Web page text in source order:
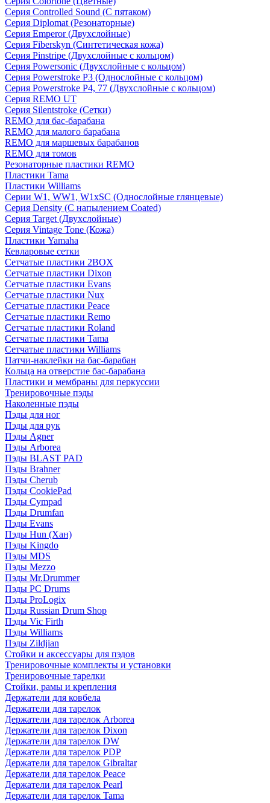
Серия Controlled Sound (С пятаком)
Серия Diplomat (Резонаторные)
Серия Emperor (Двухслойные)
Серия Fiberskyn (Синтетическая кожа)
Серия Pinstripe (Двухслойные с кольцом)
Серия Powersonic (Двухслойные с кольцом)
Серия Powerstroke P3 (Однослойные с кольцом)
Серия Powerstroke P4, 77 (Двухслойные с кольцом)
Серия REMO UT
Серия Silentstroke (Сетки)
REMO для бас-барабана
REMO для малого барабана
REMO для маршевых барабанов
REMO для томов
Резонаторные пластики REMO
Пластики Tama
Пластики Williams
Серии W1, WW1, W1xSC (Однослойные глянцевые)
Серия Density (C напылением Coated)
Серия Target (Двухслойные)
Серия Vintage Tone (Кожа)
Пластики Yamaha
Кевларовые сетки
Сетчатые пластики 2BOX
Сетчатые пластики Dixon
Сетчатые пластики Evans
Сетчатые пластики Nux
Сетчатые пластики Peace
Сетчатые пластики Remo
Сетчатые пластики Roland
Сетчатые пластики Tama
Сетчатые пластики Williams
Патчи-наклейки на бас-барабан
Кольца на отверстие бас-барабана
Пластики и мембраны для перкуссии
Тренировочные пэды
Наколенные пэды
Пэды для ног
Пэды для рук
Пэды Agner
Пэды Arborea
Пэды BLAST PAD
Пэды Brahner
Пэды Cherub
Пэды CookiePad
Пэды Cympad
Пэды Drumfan
Пэды Evans
Пэды Hun (Хан)
Пэды Kingdo
Пэды MDS
Пэды Mezzo
Пэды Mr.Drummer
Пэды PC Drums
Пэды ProLogix
Пэды Russian Drum Shop
Пэды Vic Firth
Пэды Williams
Пэды Zildjian
Стойки и аксессуары для пэдов
Тренировочные комплекты и установки
Тренировочные тарелки
Стойки, рамы и крепления
Держатели для ковбела
Держатели для тарелок
Держатели для тарелок Arborea
Держатели для тарелок Dixon
Держатели для тарелок DW
Держатели для тарелок PDP
Держатели для тарелок Gibraltar
Держатели для тарелок Peace
Держатели для тарелок Pearl
Держатели для тарелок Tama